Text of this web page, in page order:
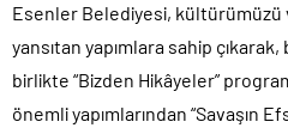
Esenler Belediyesi, kültürümüzü
yansıtan yapımlara sahip
birlikte “Bizden Hikâyeler”
önemli yapımlarından “Savaşın